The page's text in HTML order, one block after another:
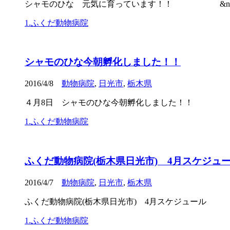
シャモのひな 元気に育っています！！
1.ふくだ動物病院
シャモのひな今朝孵化しました！！
2016/4/8 動物病院, 日光市, 栃木県
４月8日 シャモのひな今朝孵化しました！
1.ふくだ動物病院
ふくだ動物病院(栃木県日光市) 4月スケジュ
2016/4/7 動物病院, 日光市, 栃木県
ふくだ動物病院(栃木県日光市) 4月スケジュール
1.ふくだ動物病院